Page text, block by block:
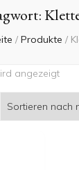
/ Produkte /
angezeigt